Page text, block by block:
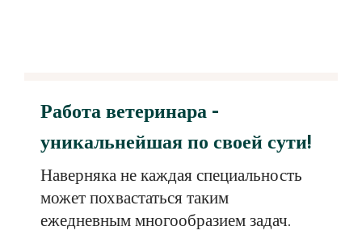
Работа ветеринара -
уникальнейшая по своей сути!
Наверняка не каждая специальность
может похвастаться таким
ежедневным многообразием задач.